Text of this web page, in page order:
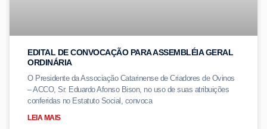
EDITAL DE CONVOCAÇÃO PARA ASSEMBLÉIA GERAL
ORDINÁRIA
O Presidente da Associação Catarinense de Criadores de Ovinos
– ACCO, Sr. Eduardo Afonso Bison, no uso de suas atribuições
conferidas no Estatuto Social, convoca
LEIA MAIS